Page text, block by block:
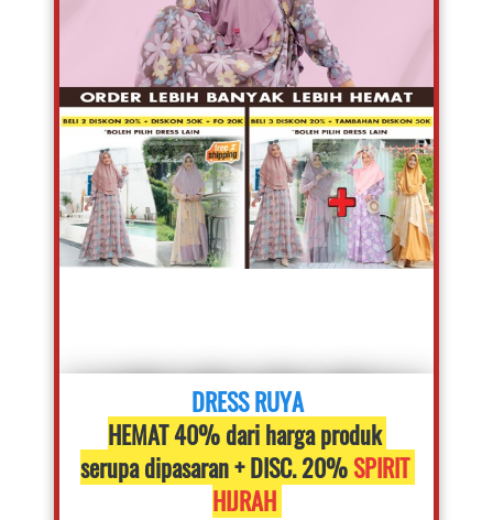
DRESS RUYA
HEMAT 40% dari harga produk
serupa dipasaran + DISC. 20% SPIRIT
HIJRAH